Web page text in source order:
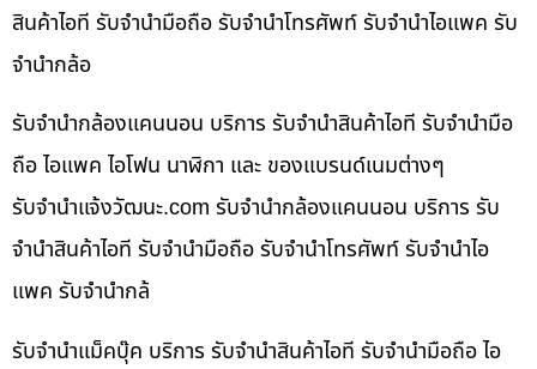
สินค้าไอที รับจำนำมือถือ รับจำนำโทรศัพท์ รับจำนำไอแพค รับ
จำนำกล้อ
รับจำนำกล้องแคนนอน บริการ รับจำนำสินค้าไอที รับจำนำมือ
ถือ ไอแพค ไอโฟน นาฬิกา และ ของแบรนด์เนมต่างๆ
รับจํานําแจ้งวัฒนะ.com รับจำนำกล้องแคนนอน บริการ รับ
จำนำสินค้าไอที รับจำนำมือถือ รับจำนำโทรศัพท์ รับจำนำไอ
แพค รับจำนำกล้
รับจำนำแม็คบุ๊ค บริการ รับจำนำสินค้าไอที รับจำนำมือถือ ไอ